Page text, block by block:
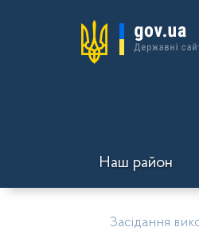
Наш район
Засідання